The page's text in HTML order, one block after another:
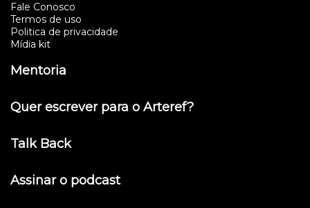
Fale Conosco
Termos de uso
Politica de privacidade
Mídia kit
Mentoria
Quer escrever para o Arteref?
Talk Back
Assinar o podcast